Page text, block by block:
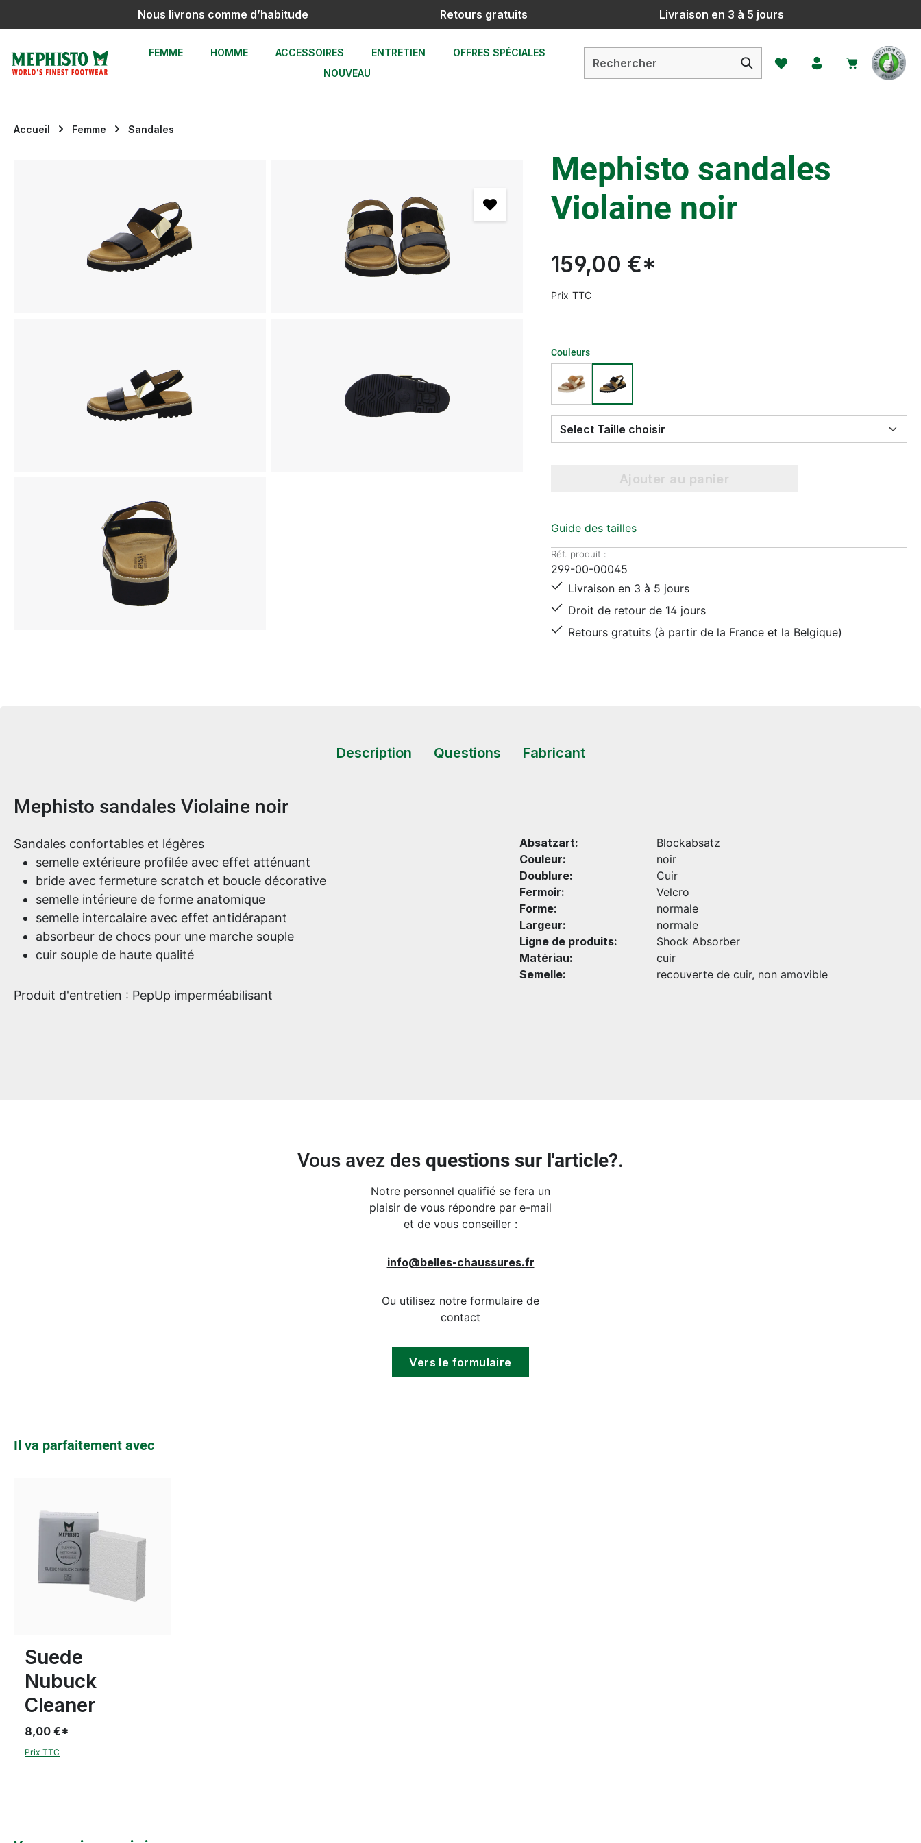
Passer à la navigation principaleNous livrons comme d’habitude Retours gratuits Livraison en 3 à 5 jours
FEMME HOMME ACCESSOIRES ENTRETIEN
OFFRES SPÉCIALES
NOUVEAU
Vous avez 0 articles dans
Accueil Femme Sandales
Mephisto sandales
Violaine noir
159,00 €*
Prix TTC
Couleurs
Select Taille choisir
Ajouter au panier
Guide des tailles
Réf. produit :
299-00-00045
Livraison en 3 à 5 jours
Droit de retour de 14 jours
Retours gratuits (à partir de la France et la Belgique)
Description Questions Fabricant
Informations sur le produit
Mephisto sandales Violaine noir
Sandales confortables et légères
semelle extérieure profilée avec effet atténuant
bride avec fermeture scratch et boucle décorative
semelle intérieure de forme anatomique
semelle intercalaire avec effet antidérapant
absorbeur de chocs pour une marche souple
cuir souple de haute qualité
Produit d'entretien : PepUp imperméabilisant
Absatzart:
Blockabsatz
Couleur:
noir
Doublure:
Cuir
Fermoir:
Velcro
Forme:
normale
Largeur:
normale
Ligne de produits:
Shock Absorber
Matériau:
cuir
Semelle:
recouverte de cuir, non amovible
Vous avez des questions sur l'article?.
Notre personnel qualifié se fera un
plaisir de vous répondre par e-mail
et de vous conseiller :
info@belles-chaussures.fr
Ou utilisez notre formulaire de
contact
Vers le formulaire
Ignorer la galerie de produits
Il va parfaitement avec
Suede
Nubuck
Cleaner
8,00 €*
Prix TTC